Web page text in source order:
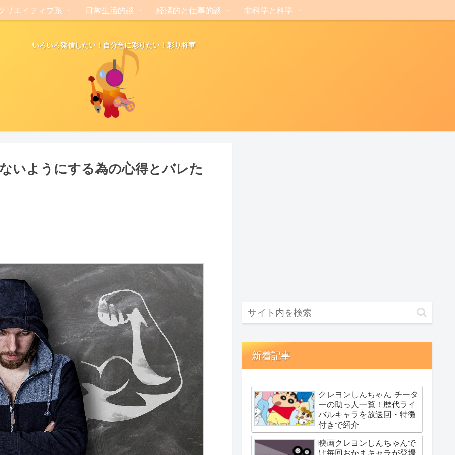
いろいろ発信したい！自分色に彩りたい！彩り将軍
リエイティブ系 日常生活的談 経済的と仕事的談 非科学と科学
いようにする為の心得とバレた
新着記事
クレヨンしんちゃん チータ
ーの助っ人一覧！歴代ライ
バルキャラを放送回・特徴
付きで紹介
映画クレヨンしんちゃんで